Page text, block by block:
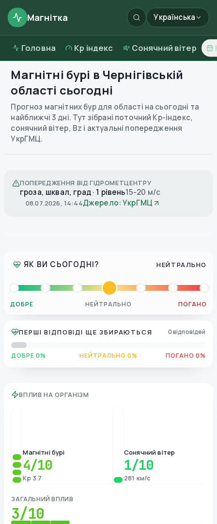
Магнітка Українська
Головна Kp індекс Сонячний вітер
Магнітні бурі в Чернігівській
області сьогодні
Прогноз магнітних бур для області на сьогодні та
найближчі 3 дні. Тут зібрані поточний Kp-індекс,
сонячний вітер, Bz і актуальні попередження
УкрГМЦ.
ПОПЕРЕДЖЕННЯ ВІД ГІДРОМЕТЦЕНТРУ
гроза, шквал, град · 1 рівень15-20 м/с
08.07.2026, 14:44Джерело: УкрГМЦ
ЯК ВИ СЬОГОДНІ? НЕЙТРАЛЬНО
ДОБРЕ НЕЙТРАЛЬНО ПОГАНО
ПЕРШІ ВІДПОВІДІ ЩЕ ЗБИРАЮТЬСЯ 0 відповідей
ДОБРЕ 0% НЕЙТРАЛЬНО 0% ПОГАНО 0%
ВПЛИВ НА ОРГАНІЗМ
Магнітні бурі
4/10
Kp 3.7
Сонячний вітер
1/10
281 км/с
ЗАГАЛЬНИЙ ВПЛИВ
3/10